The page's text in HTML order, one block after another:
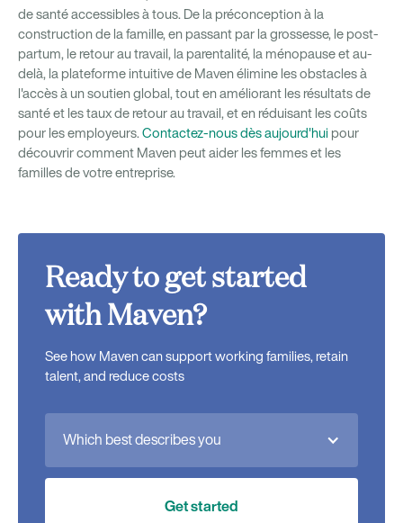
de santé accessibles à tous. De la préconception à la
construction de la famille, en passant par la grossesse, le post-
partum, le retour au travail, la parentalité, la ménopause et au-
delà, la plateforme intuitive de Maven élimine les obstacles à
l'accès à un soutien global, tout en améliorant les résultats de
santé et les taux de retour au travail, et en réduisant les coûts
pour les employeurs. Contactez-nous dès aujourd'hui pour
découvrir comment Maven peut aider les femmes et les
familles de votre entreprise.
Ready to get started
with Maven?
See how Maven can support working families, retain
talent, and reduce costs
Which best describes you
Get started